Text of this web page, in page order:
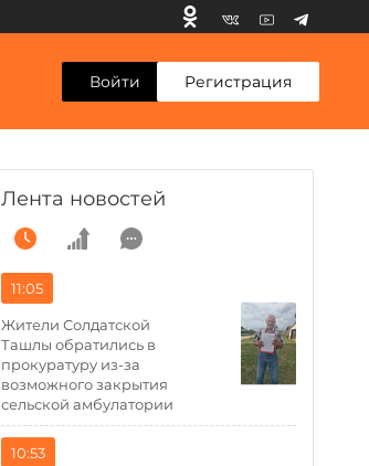
Войти Регистрация
Лента новостей
11:05
Жители Солдатской
Ташлы обратились в
прокуратуру из-за
возможного закрытия
сельской амбулатории
10:53